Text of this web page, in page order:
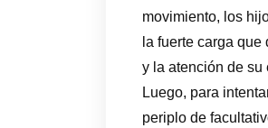
movimiento, los
la fuerte carga
y la atención de su
Luego, para
periplo de